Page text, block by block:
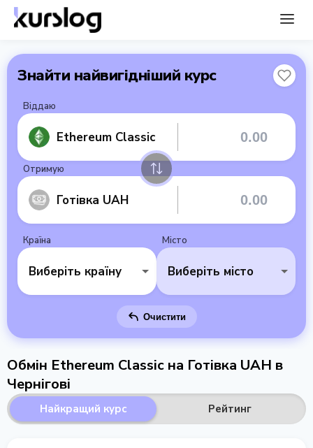
Знайти найвигідніший курс
Віддаю
Ethereum Classic
Отримую
Готівка UAH
Країна
Виберіть країну
Місто
Виберіть місто
Очистити
Обмін Ethereum Classic на Готівка UAH в
Чернігові
Найкращий курс Рейтинг